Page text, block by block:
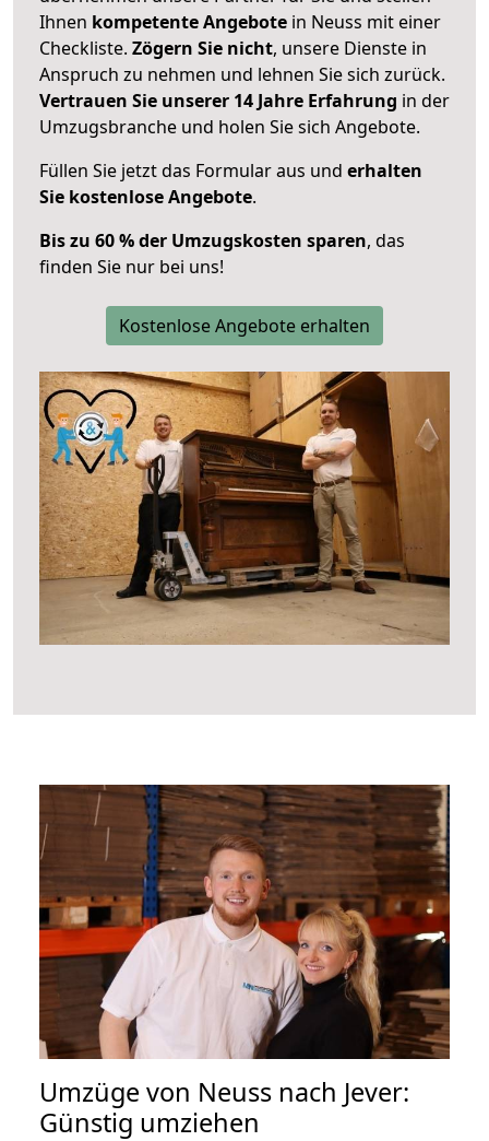
Ihnen kompetente Angebote in Neuss mit einer
Checkliste. Zögern Sie nicht, unsere Dienste in
Anspruch zu nehmen und lehnen Sie sich zurück.
Vertrauen Sie unserer 14 Jahre Erfahrung in der
Umzugsbranche und holen Sie sich Angebote.
Füllen Sie jetzt das Formular aus und erhalten
Sie kostenlose Angebote.
Bis zu 60 % der Umzugskosten sparen, das
finden Sie nur bei uns!
Kostenlose Angebote erhalten
Umzüge von Neuss nach Jever:
Günstig umziehen